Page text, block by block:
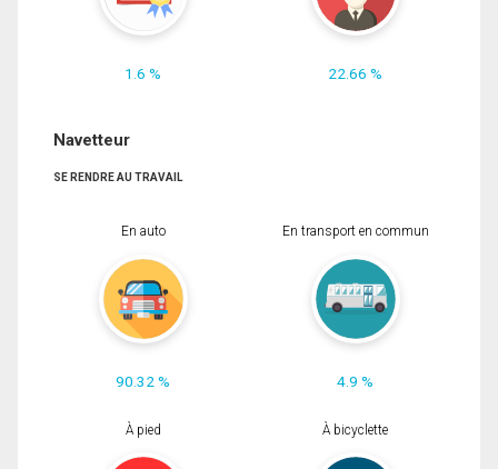
1.6 % 22.66 %
Navetteur
SE RENDRE AU TRAVAIL
En auto
90.32 %
En transport en commun
4.9 %
À pied À bicyclette